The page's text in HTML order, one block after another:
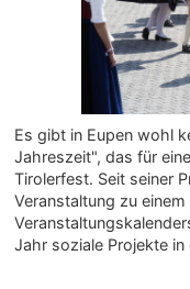
08.08.2026 - 00:26
Mehrere Menschen
07.08.2026 - 23:52
Aachen ab 11.
Belgien setzt bei
07.08.2026 - 22:12
Mark van Bommel
Teufel vorgestellt:
07.08.2026 - 22:03
Aachen ab 11.
Es gibt in Eupen wohl
Jahreszeit", das für
Tirolerfest. Seit seiner
Veranstaltung zu
Jahr soziale Projekte in